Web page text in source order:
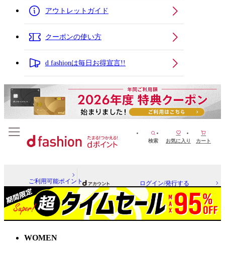
アウトレットガイド
クーポンの使い方
d fashionは毎日お得宣言!!
検索 お気に入り カート
ご利用可能ポイント ログイン/発行する
WOMEN